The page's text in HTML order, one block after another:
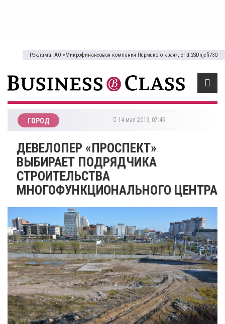
Реклама: АО «Микрофинансовая компания Пермского края», erid:2SDnjcfi73Q
ГОРОД 14 мая 2019, 07:45
ДЕВЕЛОПЕР «ПРОСПЕКТ»
ВЫБИРАЕТ ПОДРЯДЧИКА
СТРОИТЕЛЬСТВА
МНОГОФУНКЦИОНАЛЬНОГО ЦЕНТРА